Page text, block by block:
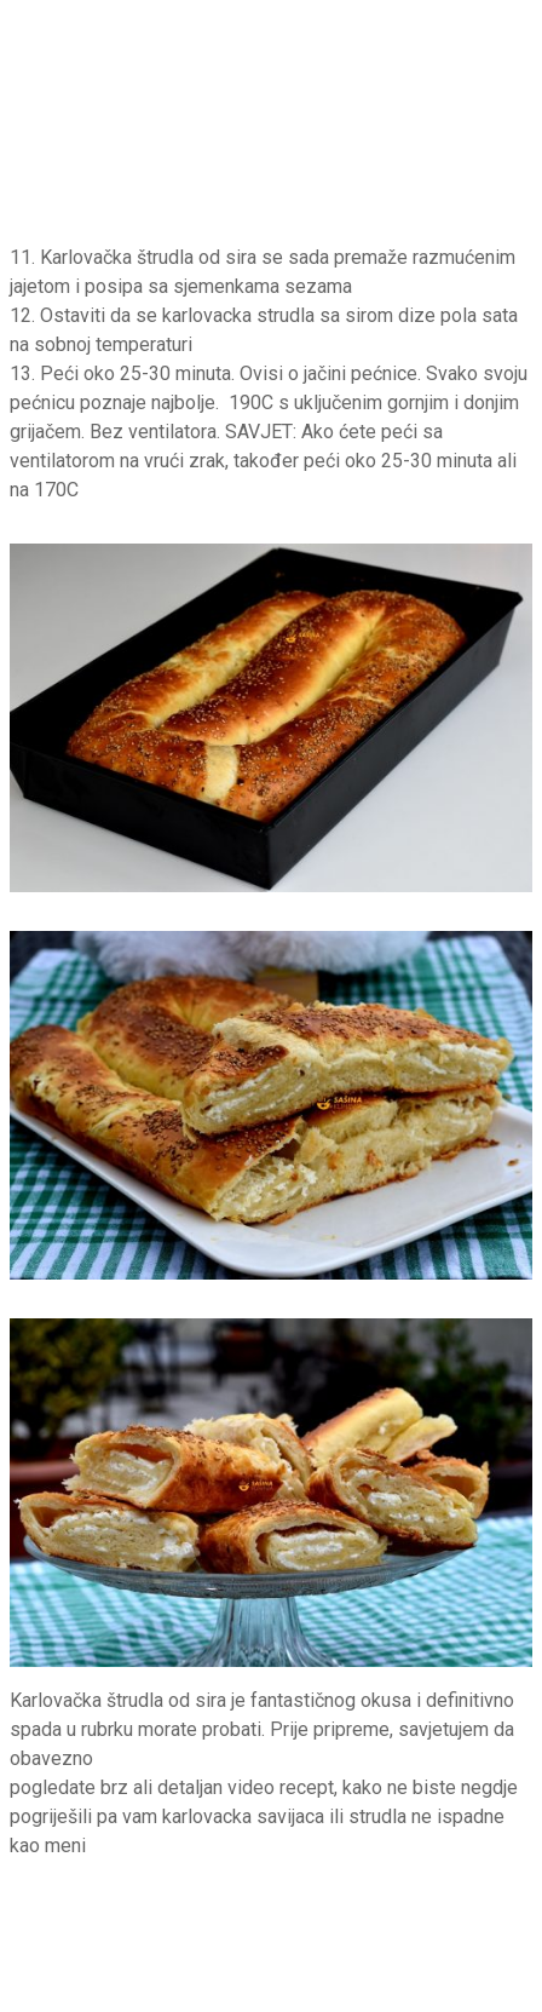
11. Karlovačka štrudla od sira se sada premaže razmućenim
jajetom i posipa sa sjemenkama sezama
12. Ostaviti da se karlovacka strudla sa sirom dize pola sata
na sobnoj temperaturi
13. Peći oko 25-30 minuta. Ovisi o jačini pećnice. Svako svoju
pećnicu poznaje najbolje. 190C s uključenim gornjim i donjim
grijačem. Bez ventilatora. SAVJET: Ako ćete peći sa
ventilatorom na vrući zrak, također peći oko 25-30 minuta ali
na 170C
Karlovačka štrudla od sira je fantastičnog okusa i definitivno
spada u rubrku morate probati. Prije pripreme, savjetujem da
obavezno
pogledate brz ali detaljan video recept, kako ne biste negdje
pogriješili pa vam karlovacka savijaca ili strudla ne ispadne
kao meni